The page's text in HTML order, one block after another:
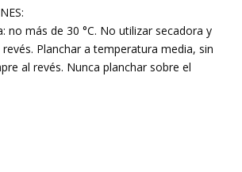
no más de 30 °C. No utilizar secadora y
Planchar a temperatura media, sin
al revés. Nunca planchar sobre el